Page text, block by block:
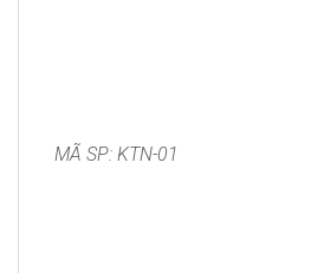
MÃ SP: KTN-01